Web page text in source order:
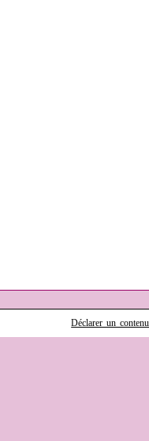
Déclarer un